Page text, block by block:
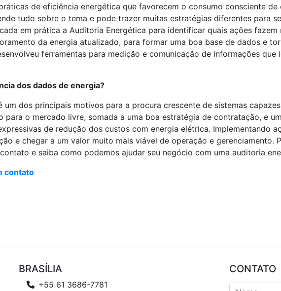
de eficiência energética que favorecem o consumo consciente
tudo sobre o tema e pode trazer muitas estratégias diferentes para
em prática a Auditoria Energética para identificar quais ações
da energia atualizado, para formar uma boa base de dados e
ferramentas para medição e comunicação de informações
dos dados de energia?
dos principais motivos para a procura crescente de sistemas
o mercado livre, somada a uma boa estratégia de contratação, e
de redução dos custos com energia elétrica. Implementando
e chegar a um valor muito mais viável de operação e gerenciamento.
e saiba como podemos ajudar seu negócio com uma auditoria
contato
BRASÍLIA
+55 61 3686-7781
CONTATO